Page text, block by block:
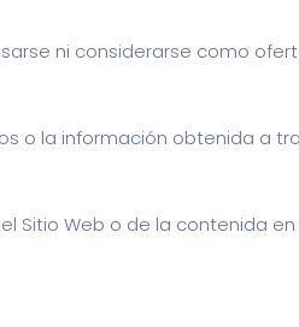
ni considerarse como
o la información obtenida a
Sitio Web o de la contenida